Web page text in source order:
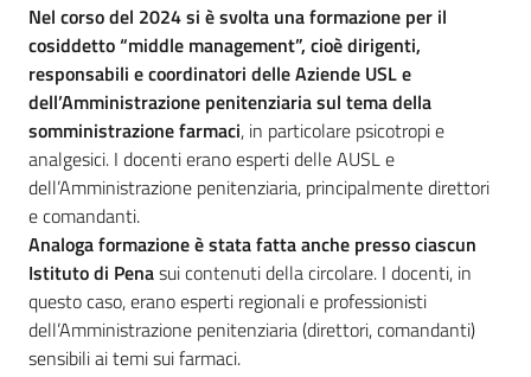
Nel corso del 2024 si è svolta una formazione per il
cosiddetto “middle management”, cioè dirigenti,
responsabili e coordinatori delle Aziende USL e
dell’Amministrazione penitenziaria sul tema della
somministrazione farmaci, in particolare psicotropi e
analgesici. I docenti erano esperti delle AUSL e
dell’Amministrazione penitenziaria, principalmente direttori
e comandanti.
Analoga formazione è stata fatta anche presso ciascun
Istituto di Penasui contenuti della circolare. I docenti, in
questo caso, erano esperti regionali e professionisti
dell’Amministrazione penitenziaria (direttori, comandanti)
sensibili ai temi sui farmaci.